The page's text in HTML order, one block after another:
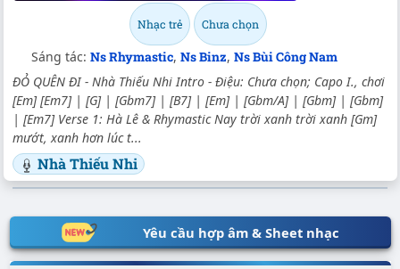
Nhạc trẻ Chưa chọn
Sáng tác: Ns Rhymastic, Ns Binz, Ns Bùi Công Nam
ĐỎ QUÊN ĐI - Nhà Thiếu Nhi Intro - Điệu: Chưa chọn; Capo I., chơi
[Em] [Em7] | [G] | [Gbm7] | [B7] | [Em] | [Gbm/A] | [Gbm] | [Gbm]
| [Em7] Verse 1: Hà Lê & Rhymastic Nay trời xanh trời xanh [Gm]
mướt, xanh hơn lúc t...
Nhà Thiếu Nhi
Yêu cầu hợp âm & Sheet nhạc